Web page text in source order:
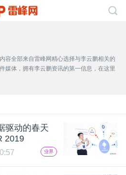
容全部来自雷峰网精心选择与李云鹏相关的
媒体，拥有李云鹏资讯的第一信息，在这里
驱动的春天
2019
业界